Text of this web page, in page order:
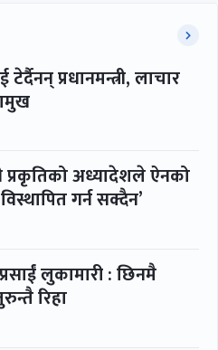
प्रधानमन्त्री, लाचार
प्रकृतिको अध्यादेशले ऐनको
गर्न सक्दैन’
लुकामारी : छिनमै
रिहा